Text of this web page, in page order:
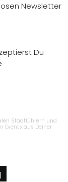
Newsletter
Du
Stadtführern und
Events aus Deiner